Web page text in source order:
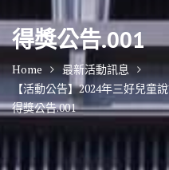
得獎公告.001
Home
最新活動訊息
【活動公告】2024年三好兒童
得獎公告.001